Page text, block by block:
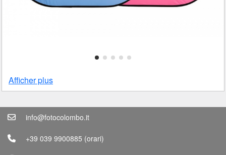
Afficher plus
info@fotocolombo.it
+39 039 9900885 (orari)